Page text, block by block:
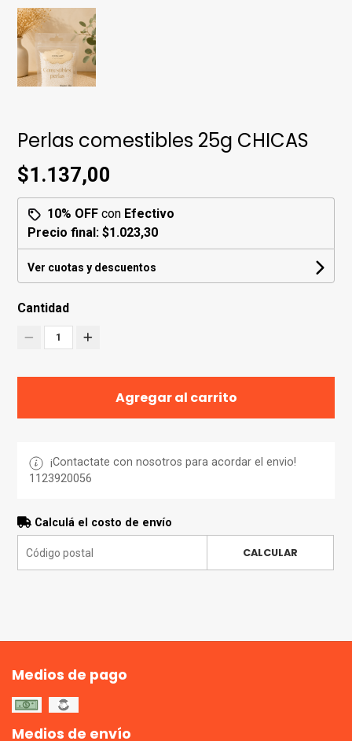
Perlas comestibles 25g CHICAS
$1.137,00
10% OFF con Efectivo
Precio final:$1.023,30
Ver cuotas y descuentos
Cantidad
1
Agregar al carrito
¡Contactate con nosotros para acordar el envio!
1123920056
Calculá el costo de envío
CALCULAR
Medios de pago
Medios de envío